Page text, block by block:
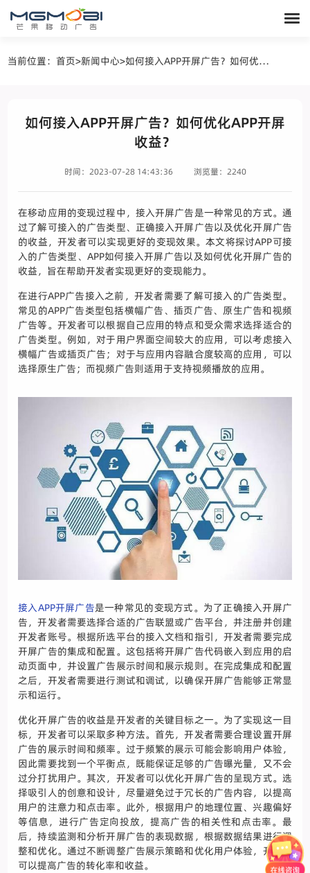
当前位置：首页>新闻中心> 如何接入APP开屏广告？如何优化APP开屏收益？
如何接入APP开屏广告？如何优化APP开屏
收益？
时间：2023-07-28 14:43:36 浏览量：2240
在移动应用的变现过程中，接入开屏广告是一种常见的方式。通
过了解可接入的广告类型、正确接入开屏广告以及优化开屏广告
的收益，开发者可以实现更好的变现效果。本文将探讨APP可接
入的广告类型、APP如何接入开屏广告以及如何优化开屏广告的
收益，旨在帮助开发者实现更好的变现能力。
在进行APP广告接入之前，开发者需要了解可接入的广告类型。
常见的APP广告类型包括横幅广告、插页广告、原生广告和视频
广告等。开发者可以根据自己应用的特点和受众需求选择适合的
广告类型。例如，对于用户界面空间较大的应用，可以考虑接入
横幅广告或插页广告；对于与应用内容融合度较高的应用，可以
选择原生广告；而视频广告则适用于支持视频播放的应用。
接入APP开屏广告是一种常见的变现方式。为了正确接入开屏广
告，开发者需要选择合适的广告联盟或广告平台，并注册并创建
开发者账号。根据所选平台的接入文档和指引，开发者需要完成
开屏广告的集成和配置。这包括将开屏广告代码嵌入到应用的启
动页面中，并设置广告展示时间和展示规则。在完成集成和配置
之后，开发者需要进行测试和调试，以确保开屏广告能够正常显
示和运行。
优化开屏广告的收益是开发者的关键目标之一。为了实现这一目
标，开发者可以采取多种方法。首先，开发者需要合理设置开屏
广告的展示时间和频率。过于频繁的展示可能会影响用户体验，
因此需要找到一个平衡点，既能保证足够的广告曝光量，又不会
过分打扰用户。其次，开发者可以优化开屏广告的呈现方式。选
择吸引人的创意和设计，尽量避免过于冗长的广告内容，以提高
用户的注意力和点击率。此外，根据用户的地理位置、兴趣偏好
等信息，进行广告定向投放，提高广告的相关性和点击率。最
后，持续监测和分析开屏广告的表现数据，根据数据结果进行调
整和优化。通过不断调整广告展示策略和优化用户体验，开发者
可以提高广告的转化率和收益。